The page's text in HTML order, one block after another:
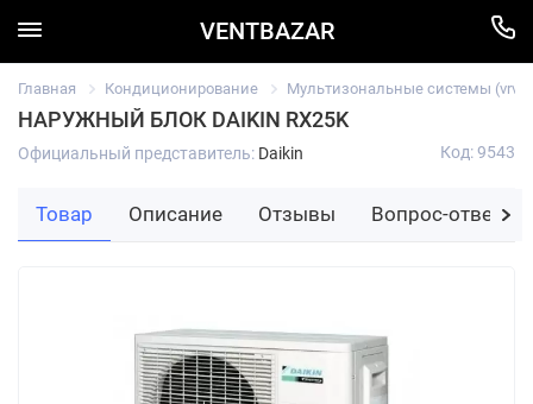
VENTBAZAR
Главная Кондиционирование Мультизональные системы (vrv/
НАРУЖНЫЙ БЛОК DAIKIN RX25K
Официальный представитель: Daikin Код: 9543
Товар Описание Отзывы Вопрос-ответ